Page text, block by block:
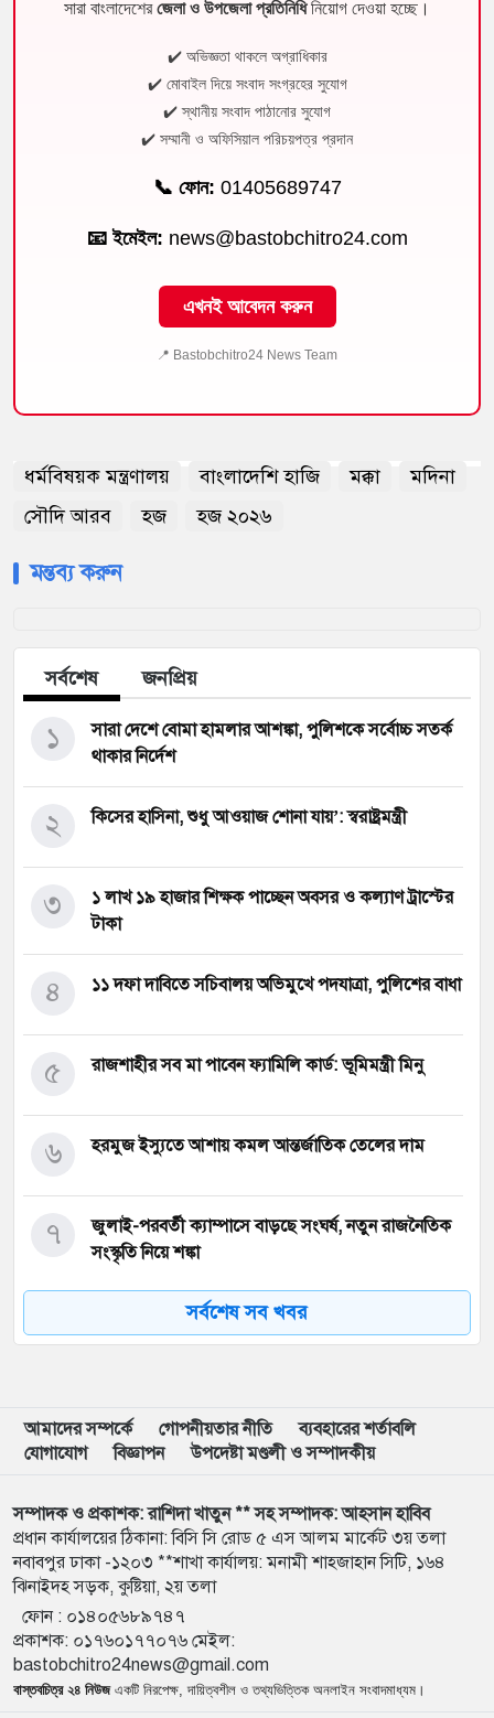
সারা বাংলাদেশেরজেলা ও উপজেলা প্রতিনিধিনিয়োগ দেওয়া হচ্ছে।
✔️ অভিজ্ঞতা থাকলে অগ্রাধিকার
✔️ মোবাইল দিয়ে সংবাদ সংগ্রহের সুযোগ
✔️ স্থানীয় সংবাদ পাঠানোর সুযোগ
✔️ সম্মানী ও অফিসিয়াল পরিচয়পত্র প্রদান
📞 ফোন: 01405689747
📧 ইমেইল: news@bastobchitro24.com
এখনই আবেদন করুন
📍 Bastobchitro24 News Team
ধর্মবিষয়ক মন্ত্রণালয় বাংলাদেশি হাজি মক্কা
মদিনা
সৌদি আরব
হজ হজ ২০২৬
মন্তব্য করুন
সর্বশেষ জনপ্রিয়
সারা দেশে বোমা হামলার আশঙ্কা, পুলিশকে সর্বোচ্চ সতর্ক
থাকার নির্দেশ
১
কিসের হাসিনা, শুধু আওয়াজ শোনা যায়’: স্বরাষ্ট্রমন্ত্রী
২
১ লাখ ১৯ হাজার শিক্ষক পাচ্ছেন অবসর ও কল্যাণ ট্রাস্টের
টাকা
৩
১১ দফা দাবিতে সচিবালয় অভিমুখে পদযাত্রা, পুলিশের বাধা
৪
রাজশাহীর সব মা পাবেন ফ্যামিলি কার্ড: ভূমিমন্ত্রী মিনু
৫
হরমুজ ইস্যুতে আশায় কমল আন্তর্জাতিক তেলের দাম
৬
জুলাই-পরবর্তী ক্যাম্পাসে বাড়ছে সংঘর্ষ, নতুন রাজনৈতিক
সংস্কৃতি নিয়ে শঙ্কা
৭
আবু সাঈদের ছবি ছাড়া জুলাই ডকুমেন্টারি অসম্পূর্ণ:
ভারপ্রাপ্ত রাষ্ট্রপতি
ফুটবল প্রধানের
মার্চ টু ঢাকা’ ঠেকাতে শেষ বৈঠক, তবু টেকেনি সরকার
১১
বাংলাদেশ জনরাষ্ট্র আন্দোলন’-এর আত্মপ্রকাশ, নূরের
এনসিপি সমালোচনা
১২
সর্বশেষ সব খবর
আমাদের সম্পর্কে গোপনীয়তার নীতি
ব্যবহারের শর্তাবলি
যোগাযোগ
বিজ্ঞাপন উপদেষ্টা মণ্ডলী ও সম্পাদকীয়
সম্পাদক ও প্রকাশক: রাশিদা খাতুন ** সহ সম্পাদক: আহসান হাবিব
প্রধান কার্যালয়ের ঠিকানা: বিসি সি রোড ৫ এস আলম মার্কেট ৩য় তলা
নবাবপুর ঢাকা -১২০৩ **শাখা কার্যালয়: মনামী শাহজাহান সিটি, ১৬৪
ঝিনাইদহ সড়ক, কুষ্টিয়া, ২য় তলা
ফোন : ০১৪০৫৬৮৯৭৪৭
প্রকাশক: ০১৭৬০১৭৭০৭৬ মেইল:
bastobchitro24news@gmail.com
বাস্তবচিত্র ২৪ নিউজএকটি নিরপেক্ষ, দায়িত্বশীল ও তথ্যভিত্তিক অনলাইন সংবাদমাধ্যম।